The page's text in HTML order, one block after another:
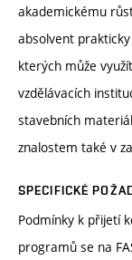
akademickému
absolvent
kterých může
vzdělávacích
stavebních
znalostem také v
SPECIFICKÉ
Podmínky k přijetí
programů se na